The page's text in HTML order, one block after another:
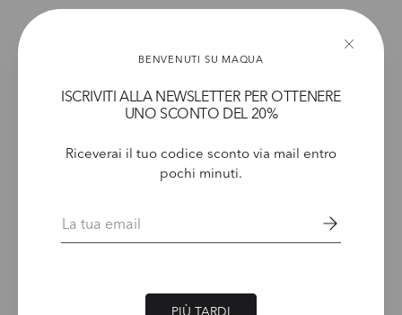
BENVENUTI SU MAQUA
ISCRIVITI ALLA NEWSLETTER PER OTTENERE
UNO SCONTO DEL 20%
Riceverai il tuo codice sconto via mail entro
pochi minuti.
Email
PIÙ TARDI
RESTA AGGIORNAT* SULLE NOVITÀ MAQUA. PER TE UN 20% DI SCONTO